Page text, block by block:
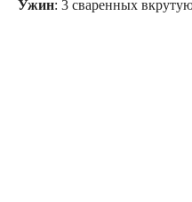
Ужин: 3 сваренных